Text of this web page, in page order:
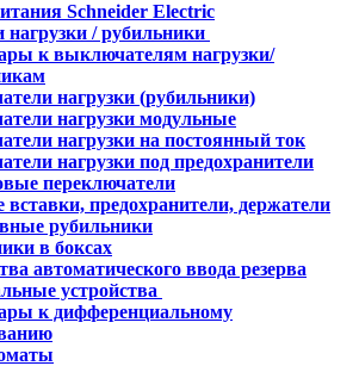
Schneider Electric
/ рубильники
к выключателям нагрузки/
нагрузки (рубильники)
нагрузки модульные
нагрузки на постоянный ток
нагрузки под предохранители
переключатели
вставки, предохранители, держатели
рубильники
в боксах
автоматического ввода резерва
устройства
к дифференциальному